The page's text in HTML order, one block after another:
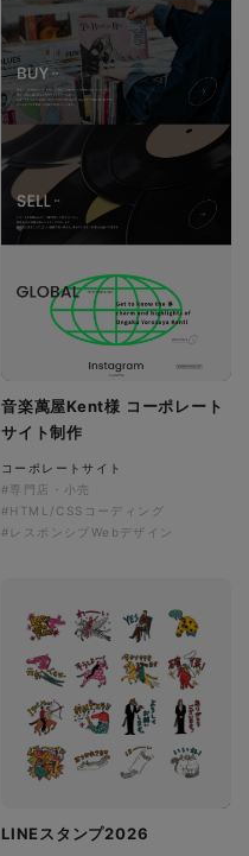
音楽萬屋Kent様 コーポレート
サイト制作
コーポレートサイト
#専門店・小売
#HTML/CSSコーディング
#レスポンシブWebデザイン
LINEスタンプ2026